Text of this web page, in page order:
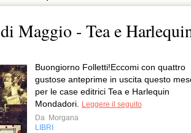
Maggio - Tea e
Buongiorno Folletti!Eccomi con quattro
gustose anteprime in uscita questo
per le case editrici Tea e Harlequin
Mondadori. Leggere il seguito
Da Morgana
LIBRI